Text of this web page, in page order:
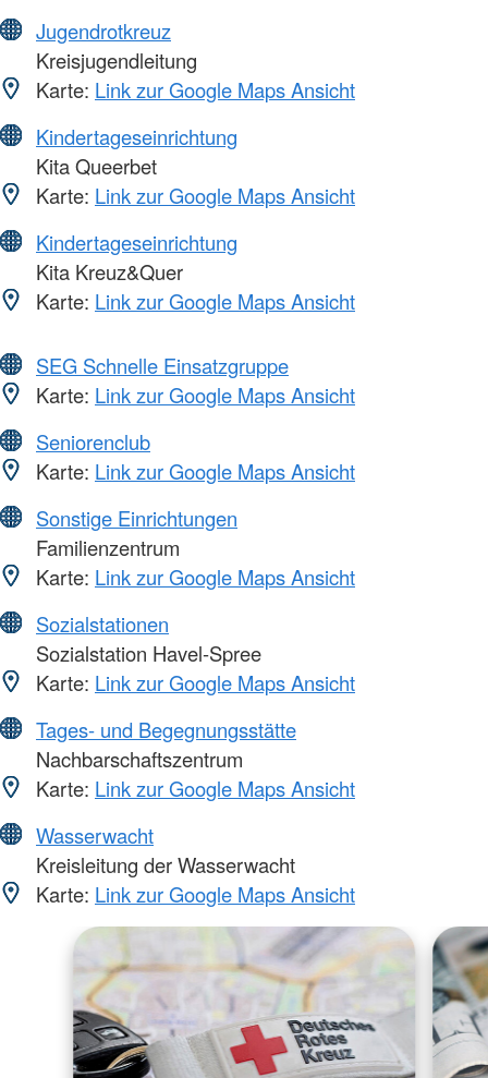
Jugendrotkreuz
Kreisjugendleitung
Karte: Link zur Google Maps Ansicht
Kindertageseinrichtung
Kita Queerbet
Karte: Link zur Google Maps Ansicht
Kindertageseinrichtung
Kita Kreuz&Quer
Karte: Link zur Google Maps Ansicht
SEG Schnelle Einsatzgruppe
Karte: Link zur Google Maps Ansicht
Seniorenclub
Karte: Link zur Google Maps Ansicht
Sonstige Einrichtungen
Familienzentrum
Karte: Link zur Google Maps Ansicht
Sozialstationen
Sozialstation Havel-Spree
Karte: Link zur Google Maps Ansicht
Tages- und Begegnungsstätte
Nachbarschaftszentrum
Karte: Link zur Google Maps Ansicht
Wasserwacht
Kreisleitung der Wasserwacht
Karte: Link zur Google Maps Ansicht